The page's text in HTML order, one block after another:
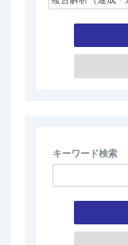
キーワード検索